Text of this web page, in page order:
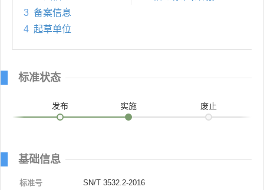
3 备案信息
4 起草单位
标准状态
发布 实施 废止
基础信息
标准号
SN/T 3532.2-2016